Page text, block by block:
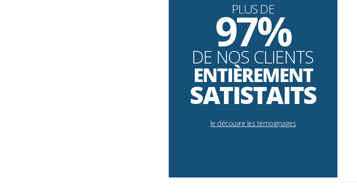
PLUS DE
97%
DE NOS CLIENTS
ENTIÈREMENT
SATISTAITS
Je découvre les témoignages